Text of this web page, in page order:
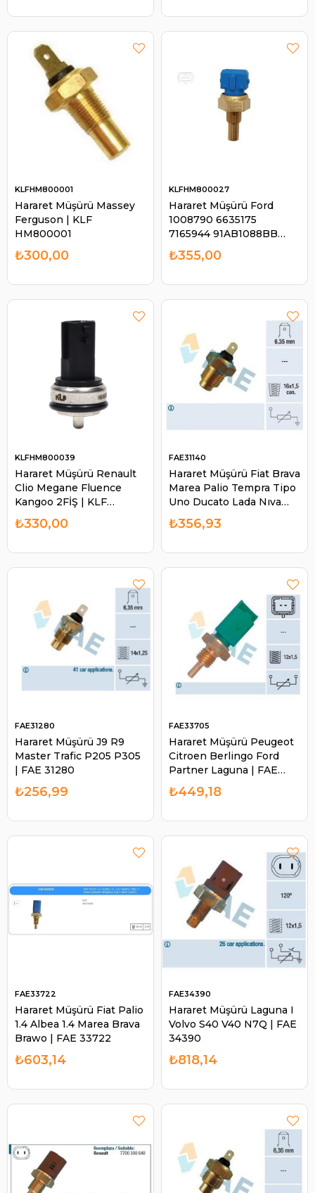
Hararet Müşürü Massey
Ferguson | KLF
HM800001
KLFHM800001
₺300,00
Hararet Müşürü Ford
1008790 6635175
7165944 91AB1088BB
92VB10884AA
96FB10884AA | KLF
KLFHM800027
₺355,00
Hararet Müşürü Renault
Clio Megane Fluence
Kangoo 2FİŞ | KLF
HM800039
KLFHM800039
₺330,00
Hararet Müşürü Fiat Brava
Marea Palio Tempra Tipo
Uno Ducato Lada Nıva
Seat Ibiza | FAE 31140
FAE31140
₺356,93
Hararet Müşürü J9 R9
Master Trafic P205 P305
| FAE 31280
FAE31280
₺256,99
Hararet Müşürü Peugeot
Citroen Berlingo Ford
Partner Laguna | FAE
33705
FAE33705
₺449,18
Hararet Müşürü Fiat Palio
1.4 Albea 1.4 Marea Brava
Brawo | FAE 33722
FAE33722
₺603,14
Hararet Müşürü Laguna I
Volvo S40 V40 N7Q | FAE
34390
FAE34390
₺818,14